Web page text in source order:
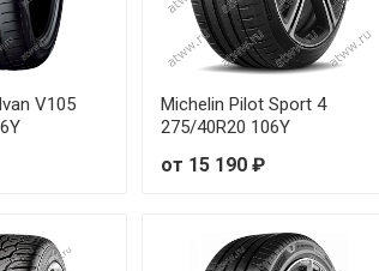
V105
Michelin Pilot Sport 4
275/40R20 106Y
от 15 190 ₽